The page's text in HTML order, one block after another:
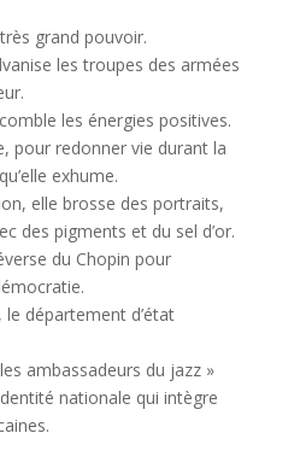
grand pouvoir.
les troupes des armées
les énergies positives.
pour redonner vie durant la
exhume.
elle brosse des portraits,
des pigments et du sel d’or.
du Chopin pour
département d’état
ambassadeurs du jazz »
nationale qui intègre